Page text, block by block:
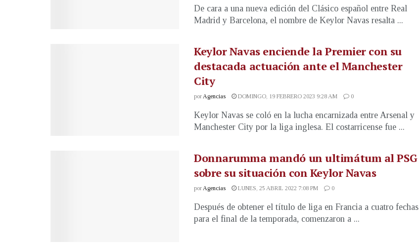
De cara a una nueva edición del Clásico español entre Real
Madrid y Barcelona, el nombre de Keylor Navas resalta ...
Keylor Navas enciende la Premier con su
destacada actuación ante el Manchester
City
por Agencias DOMINGO, 19 FEBRERO 2023 9:28 AM 0
Keylor Navas se coló en la lucha encarnizada entre Arsenal y
Manchester City por la liga inglesa. El costarricense fue ...
Donnarumma mandó un ultimátum al PSG
sobre su situación con Keylor Navas
por Agencias LUNES, 25 ABRIL 2022 7:08 PM 0
Después de obtener el título de liga en Francia a cuatro fechas
para el final de la temporada, comenzaron a ...